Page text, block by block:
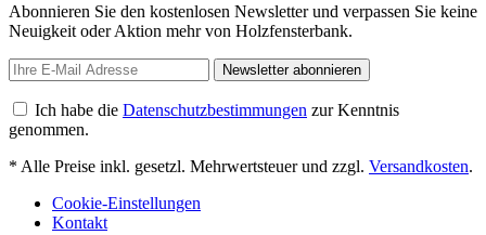
Abonnieren Sie den kostenlosen Newsletter und verpassen Sie keine
Neuigkeit oder Aktion mehr von Holzfensterbank.
Newsletter abonnieren
Ich habe die Datenschutzbestimmungen zur Kenntnis
genommen.
* Alle Preise inkl. gesetzl. Mehrwertsteuer und zzgl. Versandkosten.
Cookie-Einstellungen
Kontakt